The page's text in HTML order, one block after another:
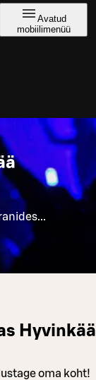
Avatud
mobiilimenüü
Hyvinkää
oma koht!